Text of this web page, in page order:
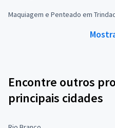
Maquiagem e Penteado em
Encontre outros
principais cidades